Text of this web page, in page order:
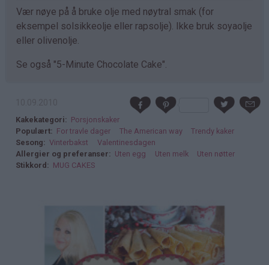
Vær nøye på å bruke olje med nøytral smak (for
eksempel solsikkeolje eller rapsolje). Ikke bruk soyaolje
eller olivenolje.
Se også "5-Minute Chocolate Cake".
Kakekategori
Porsjonskaker
Populært
For travle dager The American way
Trendy kaker
Sesong
Vinterbakst
Valentinesdagen
Allergier og preferanser
Uten egg Uten melk
Uten nøtter
Stikkord
MUG CAKES